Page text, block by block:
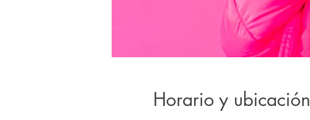
Horario y ubicación